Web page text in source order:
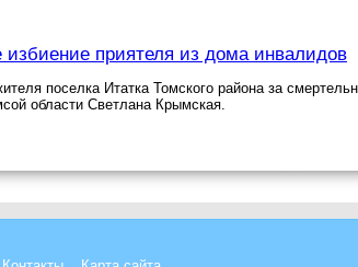
приятеля из дома инвалидов
поселка Итатка Томского района за
области Светлана Крымская.